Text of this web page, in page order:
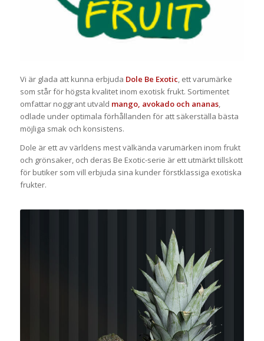
Vi är glada att kunna erbjuda Dole Be Exotic, ett varumärke
som står för högsta kvalitet inom exotisk frukt. Sortimentet
omfattar noggrant utvald mango, avokado och ananas,
odlade under optimala förhållanden för att säkerställa bästa
möjliga smak och konsistens.
Dole är ett av världens mest välkända varumärken inom frukt
och grönsaker, och deras Be Exotic-serie är ett utmärkt tillskott
för butiker som vill erbjuda sina kunder förstklassiga exotiska
frukter.